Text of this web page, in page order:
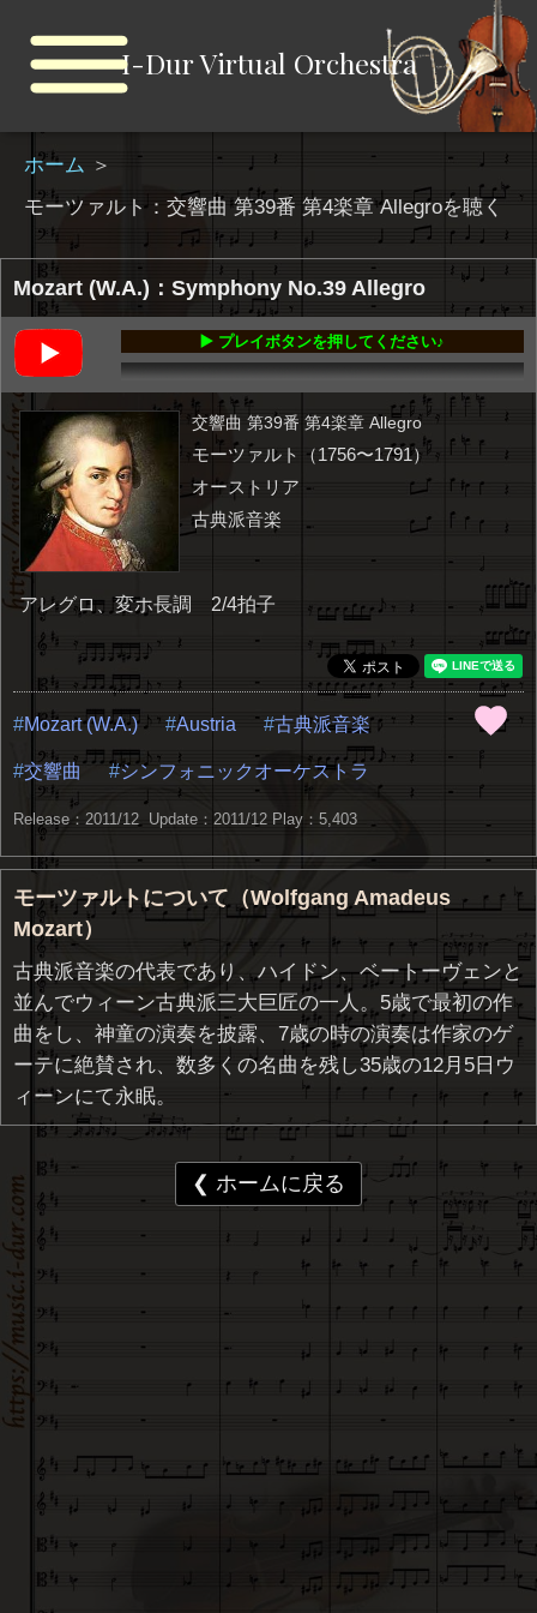
I-Dur Virtual Orchestra
ホーム ＞
モーツァルト：交響曲 第39番 第4楽章 Allegroを聴く
Mozart (W.A.)：Symphony No.39 Allegro
▶️ プレイボタンを押してください♪
交響曲 第39番 第4楽章 Allegro
モーツァルト（1756〜1791）
オーストリア
古典派音楽
アレグロ、変ホ長調 2/4拍子
Mozart (W.A.) Austria 古典派音楽
交響曲 シンフォニックオーケストラ
Release：2011/12 Update：2011/12 Play：5,403
モーツァルトについて（Wolfgang Amadeus
Mozart）
古典派音楽の代表であり、ハイドン、ベートーヴェンと
並んでウィーン古典派三大巨匠の一人。5歳で最初の作
曲をし、神童の演奏を披露、7歳の時の演奏は作家のゲ
ーテに絶賛され、数多くの名曲を残し35歳の12月5日ウ
ィーンにて永眠。
❮ ホームに戻る